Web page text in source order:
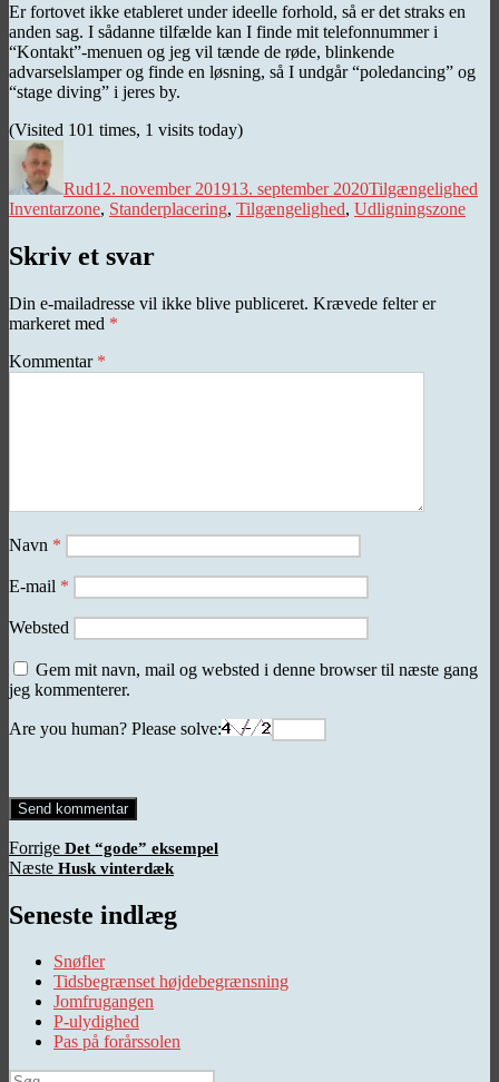
Er fortovet ikke etableret under ideelle forhold, så er det straks en
anden sag. I sådanne tilfælde kan I finde mit telefonnummer i
“Kontakt”-menuen og jeg vil tænde de røde, blinkende
advarselslamper og finde en løsning, så I undgår “poledancing” og
“stage diving” i jeres by.
(Visited 101 times, 1 visits today)
Rud12. november 201913. september 2020Tilgængelighed
Inventarzone, Standerplacering, Tilgængelighed, Udligningszone
Skriv et svar
Din e-mailadresse vil ikke blive publiceret. Krævede felter er
markeret med *
Kommentar *
Navn *
E-mail *
Websted
Gem mit navn, mail og websted i denne browser til næste gang
jeg kommenterer.
Are you human? Please solve:
Indlægsnavigation
Forrige Forrige
indlæg:
Det “gode” eksempel
Næste Næste
Husk vinterdæk
Seneste indlæg
Snøfler
Tidsbegrænset højdebegrænsning
Jomfrugangen
P-ulydighed
Pas på forårssolen